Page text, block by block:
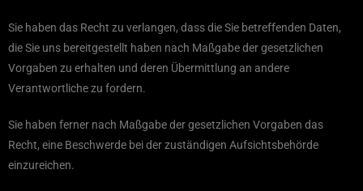
Sie haben das Recht zu verlangen, dass die Sie betreffenden Daten,
die Sie uns bereitgestellt haben nach Maßgabe der gesetzlichen
Vorgaben zu erhalten und deren Übermittlung an andere
Verantwortliche zu fordern.
Sie haben ferner nach Maßgabe der gesetzlichen Vorgaben das
Recht, eine Beschwerde bei der zuständigen Aufsichtsbehörde
einzureichen.